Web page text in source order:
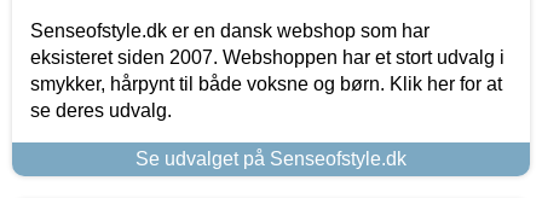
Senseofstyle.dk er en dansk webshop som har
eksisteret siden 2007. Webshoppen har et stort udvalg i
smykker, hårpynt til både voksne og børn. Klik her for at
se deres udvalg.
Se udvalget på Senseofstyle.dk